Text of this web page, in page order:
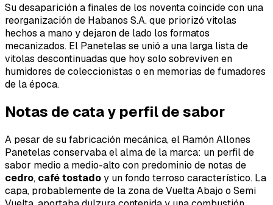
Su desaparición a finales de los noventa coincide con una
reorganización de Habanos S.A. que priorizó vitolas
hechos a mano y dejaron de lado los formatos
mecanizados. El Panetelas se unió a una larga lista de
vitolas descontinuadas que hoy solo sobreviven en
humidores de coleccionistas o en memorias de fumadores
de la época.
Notas de cata y perfil de sabor
A pesar de su fabricación mecánica, el Ramón Allones
Panetelas conservaba el alma de la marca: un perfil de
sabor medio a medio-alto con predominio de notas de
cedro, café tostadoy un fondo terroso característico. La
capa, probablemente de la zona de Vuelta Abajo o Semi